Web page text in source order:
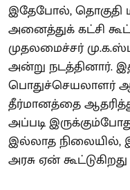
இதேபோல், தொகுதி
அனைத்துக் கட்சி
முதலமைச்சர்
அன்று நடத்தினார்.
பொதுச்செயலாளர்
தீர்மானத்தை
அப்படி
இல்லாத நிலையில்,
அரசு ஏன்